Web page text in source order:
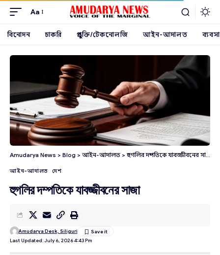
Aa
বিনোদন চাকরি প্রযুক্তি/টেকনোলজি আইন-আদালত ব্যবসা
Amudarya News > Blog > আইন-আদালত > হুগলির দম্পতিকে যাবজ্জীবনের সাজা
আইন-আদালত দেশ
হুগলির দম্পতিকে যাবজ্জীবনের সাজা
Last Updated: July 6, 2026 4:43 Pm
Amudarya Desk, Siliguri